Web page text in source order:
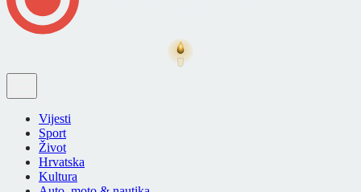
Vijesti
Sport
Život
Hrvatska
Kultura